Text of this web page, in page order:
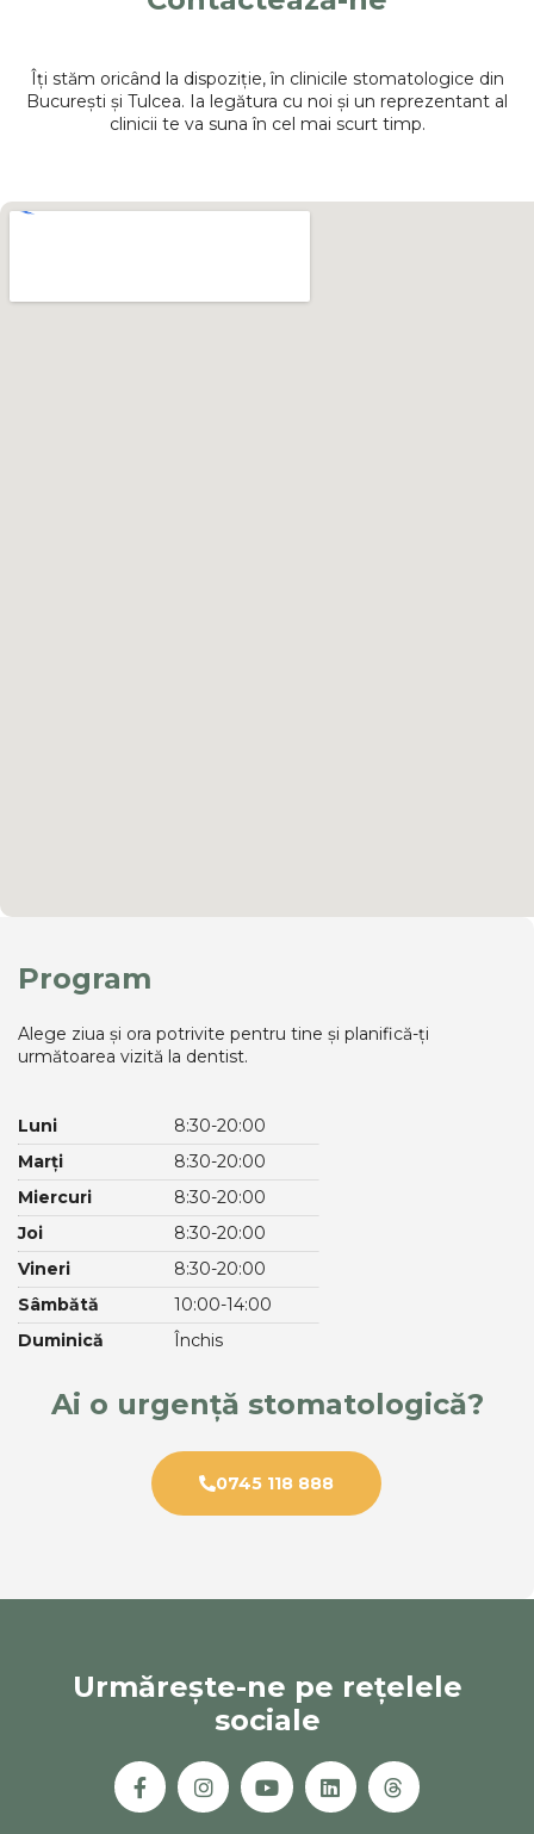
Îți stăm oricând la dispoziție, în clinicile stomatologice din
București și Tulcea. Ia legătura cu noi și un reprezentant al
clinicii te va suna în cel mai scurt timp.
Program
Alege ziua și ora potrivite pentru tine și planifică-ți
următoarea vizită la dentist.
Luni
8:30-20:00
Marți
8:30-20:00
Miercuri
8:30-20:00
Joi
8:30-20:00
Vineri
8:30-20:00
Sâmbătă
10:00-14:00
Duminică
Închis
Ai o urgență stomatologică?
0745 118 888
Urmărește-ne pe rețelele
sociale